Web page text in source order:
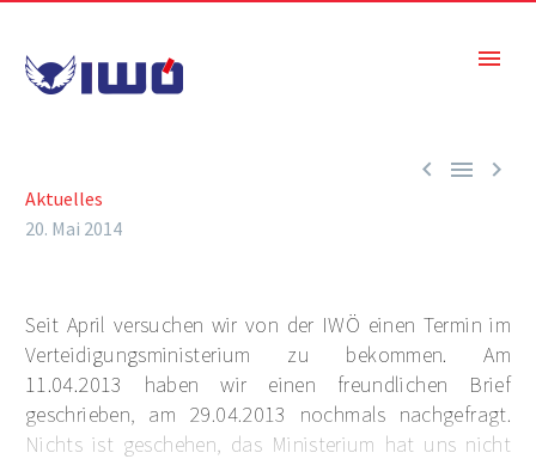
  
Aktuelles
20. Mai 2014
Seit April versuchen wir von der IWÖ einen Termin im
Verteidigungsministerium zu bekommen. Am
11.04.2013 haben wir einen freundlichen Brief
geschrieben, am 29.04.2013 nochmals nachgefragt.
Nichts ist geschehen, das Ministerium hat uns nicht